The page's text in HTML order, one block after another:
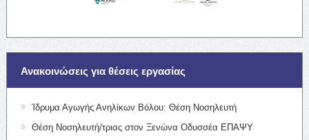
Ανακοινώσεις για θέσεις εργασίας
Ίδρυμα Αγωγής Ανηλίκων Βόλου: Θέση Νοσηλευτή
Θέση Νοσηλευτή/τριας στον Ξενώνα Οδυσσέα ΕΠΑΨΥ